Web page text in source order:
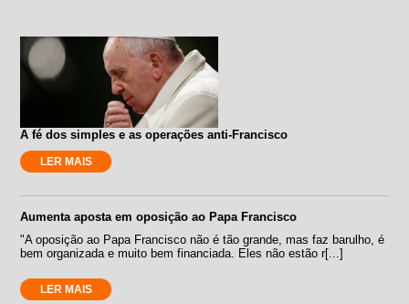
A fé dos simples e as operações anti-Francisco
LER MAIS
Aumenta aposta em oposição ao Papa Francisco
"A oposição ao Papa Francisco não é tão grande, mas faz barulho, é
bem organizada e muito bem financiada. Eles não estão r[...]
LER MAIS